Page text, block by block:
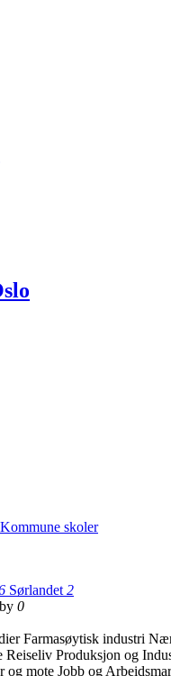
skoler
Sørlandet2
0
Farmasøytisk industri
Reiseliv Produksjon og
og mote Jobb og